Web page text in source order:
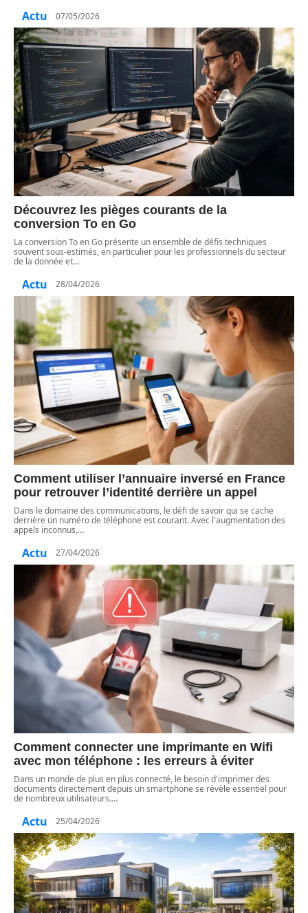
Actu 07/05/2026
Découvrez les pièges courants de la
conversion To en Go
La conversion To en Go présente un ensemble de défis techniques
souvent sous-estimés, en particulier pour les professionnels du secteur
de la donnée et…
Actu 28/04/2026
Comment utiliser l’annuaire inversé en France
pour retrouver l’identité derrière un appel
Dans le domaine des communications, le défi de savoir qui se cache
derrière un numéro de téléphone est courant. Avec l'augmentation des
appels inconnus,…
Actu 27/04/2026
Comment connecter une imprimante en Wifi
avec mon téléphone : les erreurs à éviter
Dans un monde de plus en plus connecté, le besoin d'imprimer des
documents directement depuis un smartphone se révèle essentiel pour
de nombreux utilisateurs.…
Actu 25/04/2026